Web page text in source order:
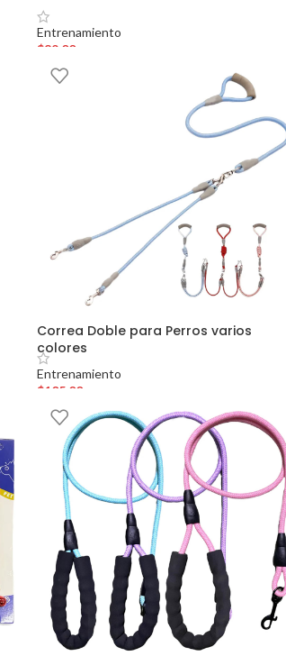
Entrenamiento
$89.00
Correa Doble para Perros varios
colores
Entrenamiento
$105.00